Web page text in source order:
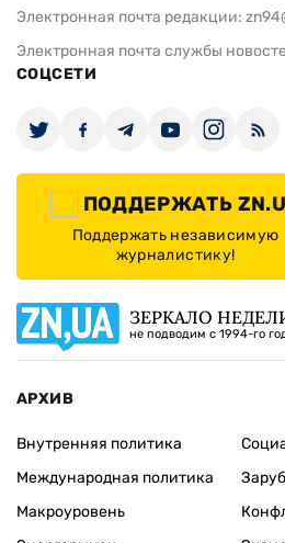
Электронная почта редакции:
Электронная почта службы
СОЦСЕТИ
ПОДДЕРЖАТЬ
Поддержать независимую
журналистику!
ЗЕРКАЛО
не подводим с 1994-го
АРХИВ
Внутренняя политика
Международная политика
Макроуровень